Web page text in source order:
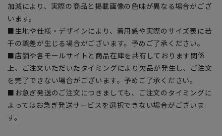
加減により、実際の商品と掲載画像の色味が異なる場合がござ
います。
■生地や仕様・デザインにより、着用感や実際のサイズ表に若
干の誤差が生じる場合がございます。予めご了承ください。
■店舗や各モールサイトと商品在庫を共有しております関係
上、ご注文いただいたタイミングにより欠品が発生し、ご注文
を完了できない場合がございます。予めご了承ください。
■お急ぎ発送のご注文につきましても、ご注文のタイミングに
よってはお急ぎ発送サービスを選択できない場合がございま
す。